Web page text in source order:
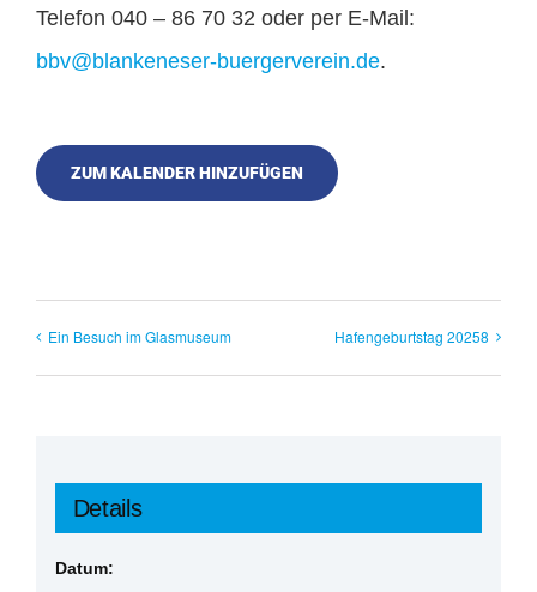
Telefon 040 – 86 70 32 oder per E-Mail:
bbv@blankeneser-buergerverein.de.
ZUM KALENDER HINZUFÜGEN
Ein Besuch im Glasmuseum Hafengeburtstag 20258
Details
Datum: